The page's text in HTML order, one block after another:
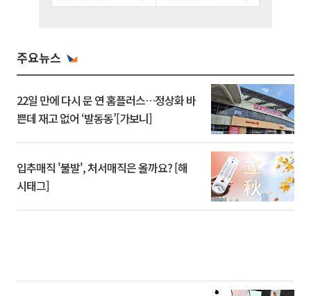
주요뉴스
22일 만에 다시 문 연 홈플러스…정상화 바
쁜데 재고 없어 ‘발동동’[가보니]
입추매직 '불발', 처서매직은 올까요? [해
시태그]